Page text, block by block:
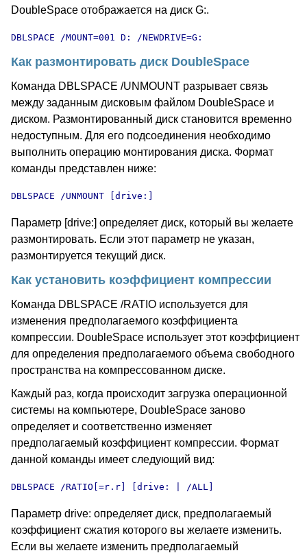
DoubleSpace отображается на диск G:.
DBLSPACE /MOUNT=001 D: /NEWDRIVE=G:
Как размонтировать диск DoubleSpace
Команда DBLSPACE /UNMOUNT разрывает связь
между заданным дисковым файлом DoubleSpace и
диском. Размонтированный диск становится временно
недоступным. Для его подсоединения необходимо
выполнить операцию монтирования диска. Формат
команды представлен ниже:
DBLSPACE /UNMOUNT [drive:]
Параметр [drive:] определяет диск, который вы желаете
размонтировать. Если этот параметр не указан,
размонтируется текущий диск.
Как установить коэффициент компрессии
Команда DBLSPACE /RATIO используется для
изменения предполагаемого коэффициента
компрессии. DoubleSpace использует этот коэффициент
для определения предполагаемого объема свободного
пространства на компрессованном диске.
Каждый раз, когда происходит загрузка операционной
системы на компьютере, DoubleSpace заново
определяет и соответственно изменяет
предполагаемый коэффициент компрессии. Формат
данной команды имеет следующий вид:
DBLSPACE /RATIO[=r.r] [drive: | /ALL]
Параметр drive: определяет диск, предполагаемый
коэффициент сжатия которого вы желаете изменить.
Если вы желаете изменить предполагаемый